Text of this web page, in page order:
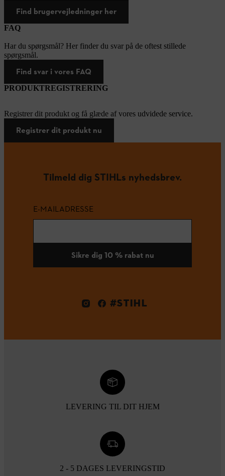
Find brugervejledninger her
FAQ
Har du spørgsmål? Her finder du svar på de oftest stillede
spørgsmål.
Find svar i vores FAQ
PRODUKTREGISTRERING
Registrer dit produkt og få glæde af vores udvidede service.
Registrer dit produkt nu
Tilmeld dig STIHLs nyhedsbrev.
E-MAILADRESSE
Sikre dig 10 % rabat nu
#STIHL
LEVERING TIL DIT HJEM
2 - 5 DAGES LEVERINGSTID